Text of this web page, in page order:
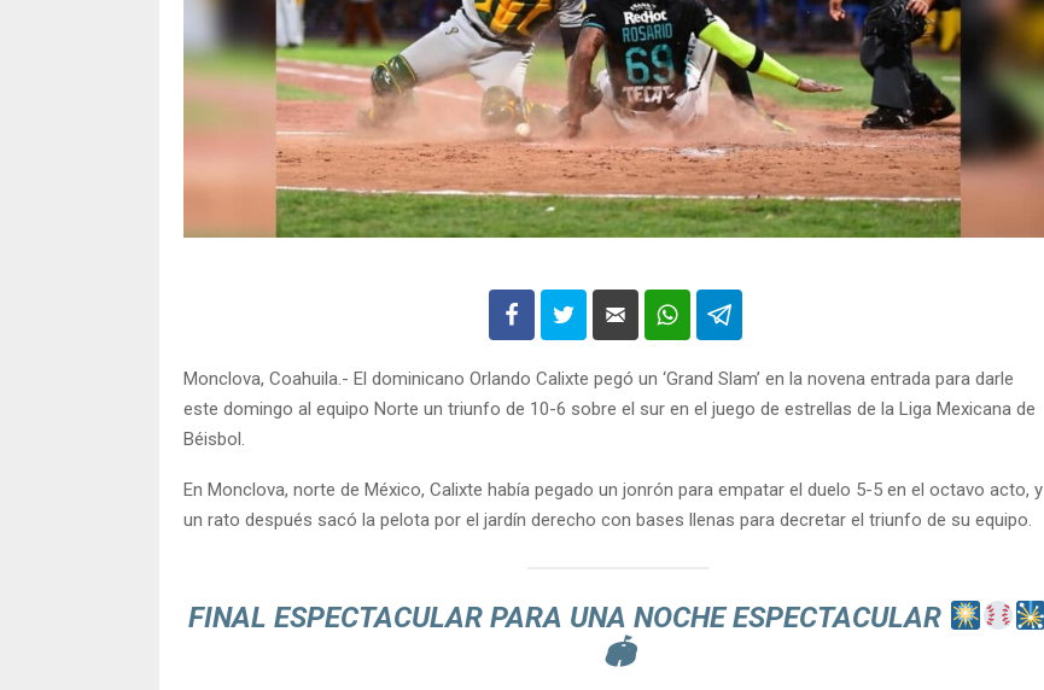
Monclova, Coahuila.- El dominicano Orlando Calixte pegó un ‘Grand Slam’ en la novena entrada para darle
este domingo al equipo Norte un triunfo de 10-6 sobre el sur en el juego de estrellas de la Liga Mexicana de
Béisbol.
En Monclova, norte de México, Calixte había pegado un jonrón para empatar el duelo 5-5 en el octavo acto, y
un rato después sacó la pelota por el jardín derecho con bases llenas para decretar el triunfo de su equipo.
FINAL ESPECTACULAR PARA UNA NOCHE ESPECTACULAR
🏟